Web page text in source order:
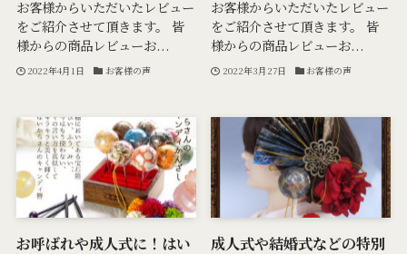
お客様からいただいたレビュー
をご紹介させて頂きます。 皆
様からの商品レビューお...
2022年4月1日 お客様の声
お客様からいただいたレビュー
をご紹介させて頂きます。 皆
様からの商品レビューお...
2022年3月27日 お客様の声
お呼ばれや成人式に！はい 成人式や結婚式などの特別